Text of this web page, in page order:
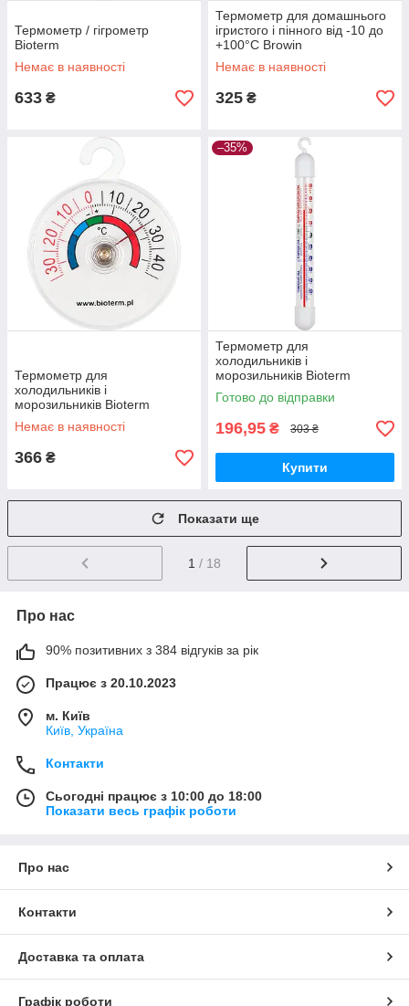
Термометр / гігрометр
Bioterm
Немає в наявності
633 ₴
Термометр для домашнього
ігристого і пінного від -10 до
+100°C Browin
Немає в наявності
325 ₴
Термометр для
холодильників і
морозильників Bioterm
Немає в наявності
366 ₴
–35%
Термометр для
холодильників і
морозильників Bioterm
Готово до відправки
196,95 ₴ 303 ₴
Купити
Показати ще
1 / 18
Про нас
90% позитивних з 384 відгуків за рік
Працює з 20.10.2023
м. Київ
Київ, Україна
Контакти
Сьогодні працює з 10:00 до 18:00
Показати весь графік роботи
Про нас
Контакти
Доставка та оплата
Графік роботи